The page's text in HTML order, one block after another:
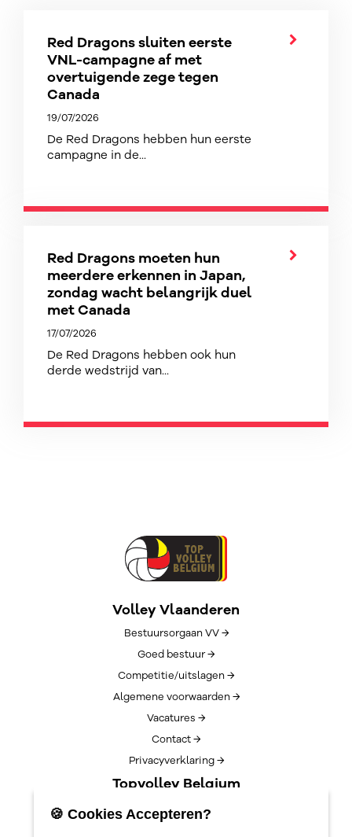
Red Dragons sluiten eerste
VNL-campagne af met
overtuigende zege tegen
Canada
19/07/2026
De Red Dragons hebben hun eerste
campagne in de...
Red Dragons moeten hun
meerdere erkennen in Japan,
zondag wacht belangrijk duel
met Canada
17/07/2026
De Red Dragons hebben ook hun
derde wedstrijd van...
Volley Vlaanderen
Bestuursorgaan VV →
Goed bestuur →
Competitie/uitslagen →
Algemene voorwaarden →
Vacatures →
Contact →
Privacyverklaring →
Topvolley Belgium
Over TopVolleyBelgium →
🍪 Cookies Accepteren?